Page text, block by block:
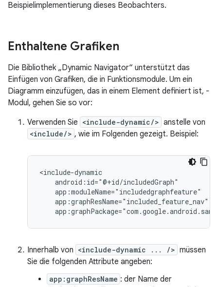
Beispielimplementierung dieses Beobachters.
Enthaltene Grafiken
Die Bibliothek „Dynamic Navigator“ unterstützt das
Einfügen von Grafiken, die in Funktionsmodule. Um ein
Diagramm einzufügen, das in einem Element definiert ist, -
Modul, gehen Sie so vor:
Verwenden Sie <include-dynamic/> anstelle von
<include/> , wie im Folgenden gezeigt. Beispiel:
Innerhalb von <include-dynamic ... /> müssen
Sie die folgenden Attribute angeben:
app:graphResName : der Name der